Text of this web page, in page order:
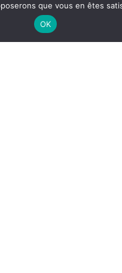
Caricature
15 €croquez la vie
que vous en êtes
OK